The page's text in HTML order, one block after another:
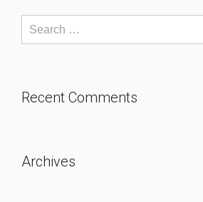
Recent Comments
Archives